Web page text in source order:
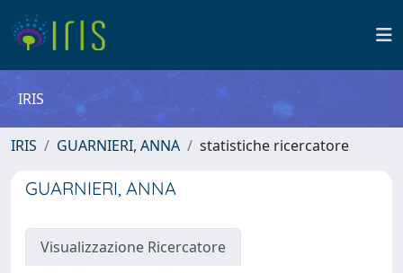
IRIS
IRIS GUARNIERI, ANNA statistiche ricercatore
GUARNIERI, ANNA
Visualizzazione Ricercatore